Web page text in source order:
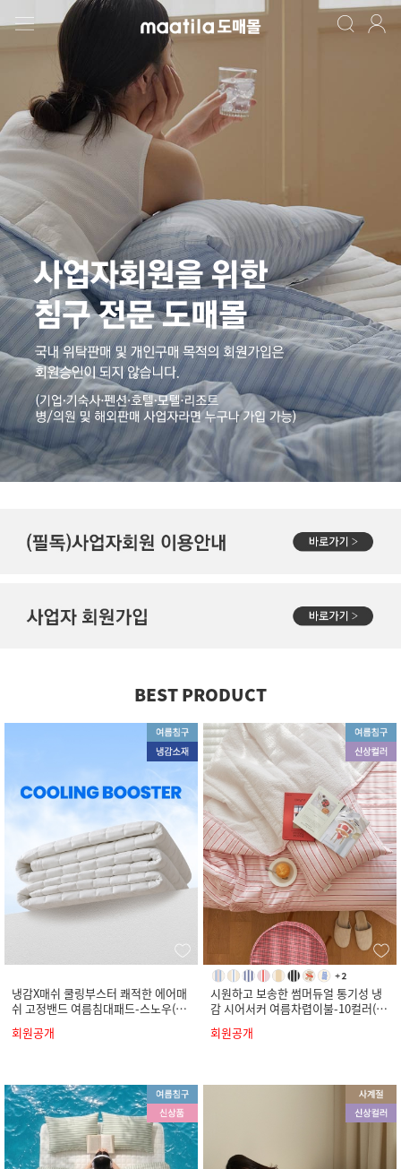
BEST PRODUCT
냉감X매쉬 쿨링부스터 쾌적한 에어매
쉬 고정밴드 여름침대패드-스노우(S
회원공개
시원하고 보송한 썸머듀얼 통기성 냉
감 시어서커 여름차렵이불-10컬러(S
회원공개